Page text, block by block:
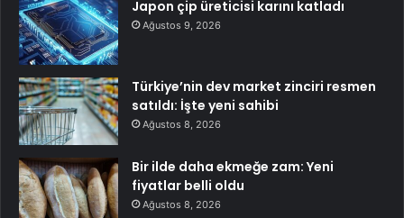
Japon çip üreticisi karını katladı
Ağustos 9, 2026
Türkiye’nin dev market zinciri resmen
satıldı: İşte yeni sahibi
Ağustos 8, 2026
Bir ilde daha ekmeğe zam: Yeni
fiyatlar belli oldu
Ağustos 8, 2026